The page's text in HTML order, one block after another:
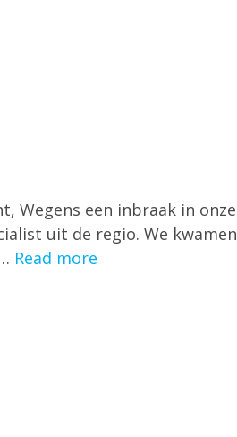
Wegens een inbraak in
uit de regio. We
Read more